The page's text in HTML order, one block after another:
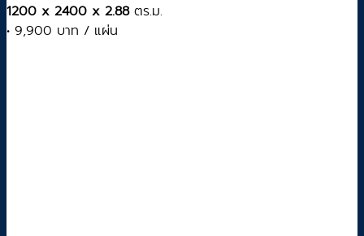
1200 x 2400 x 2.88ตร.ม.
• 9,900 บาท / แผ่น